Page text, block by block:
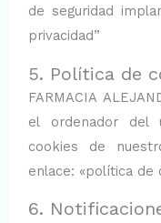
de seguridad
privacidad”
5. Política de
FARMACIA
el ordenador del
cookies de
enlace: «política de
6.